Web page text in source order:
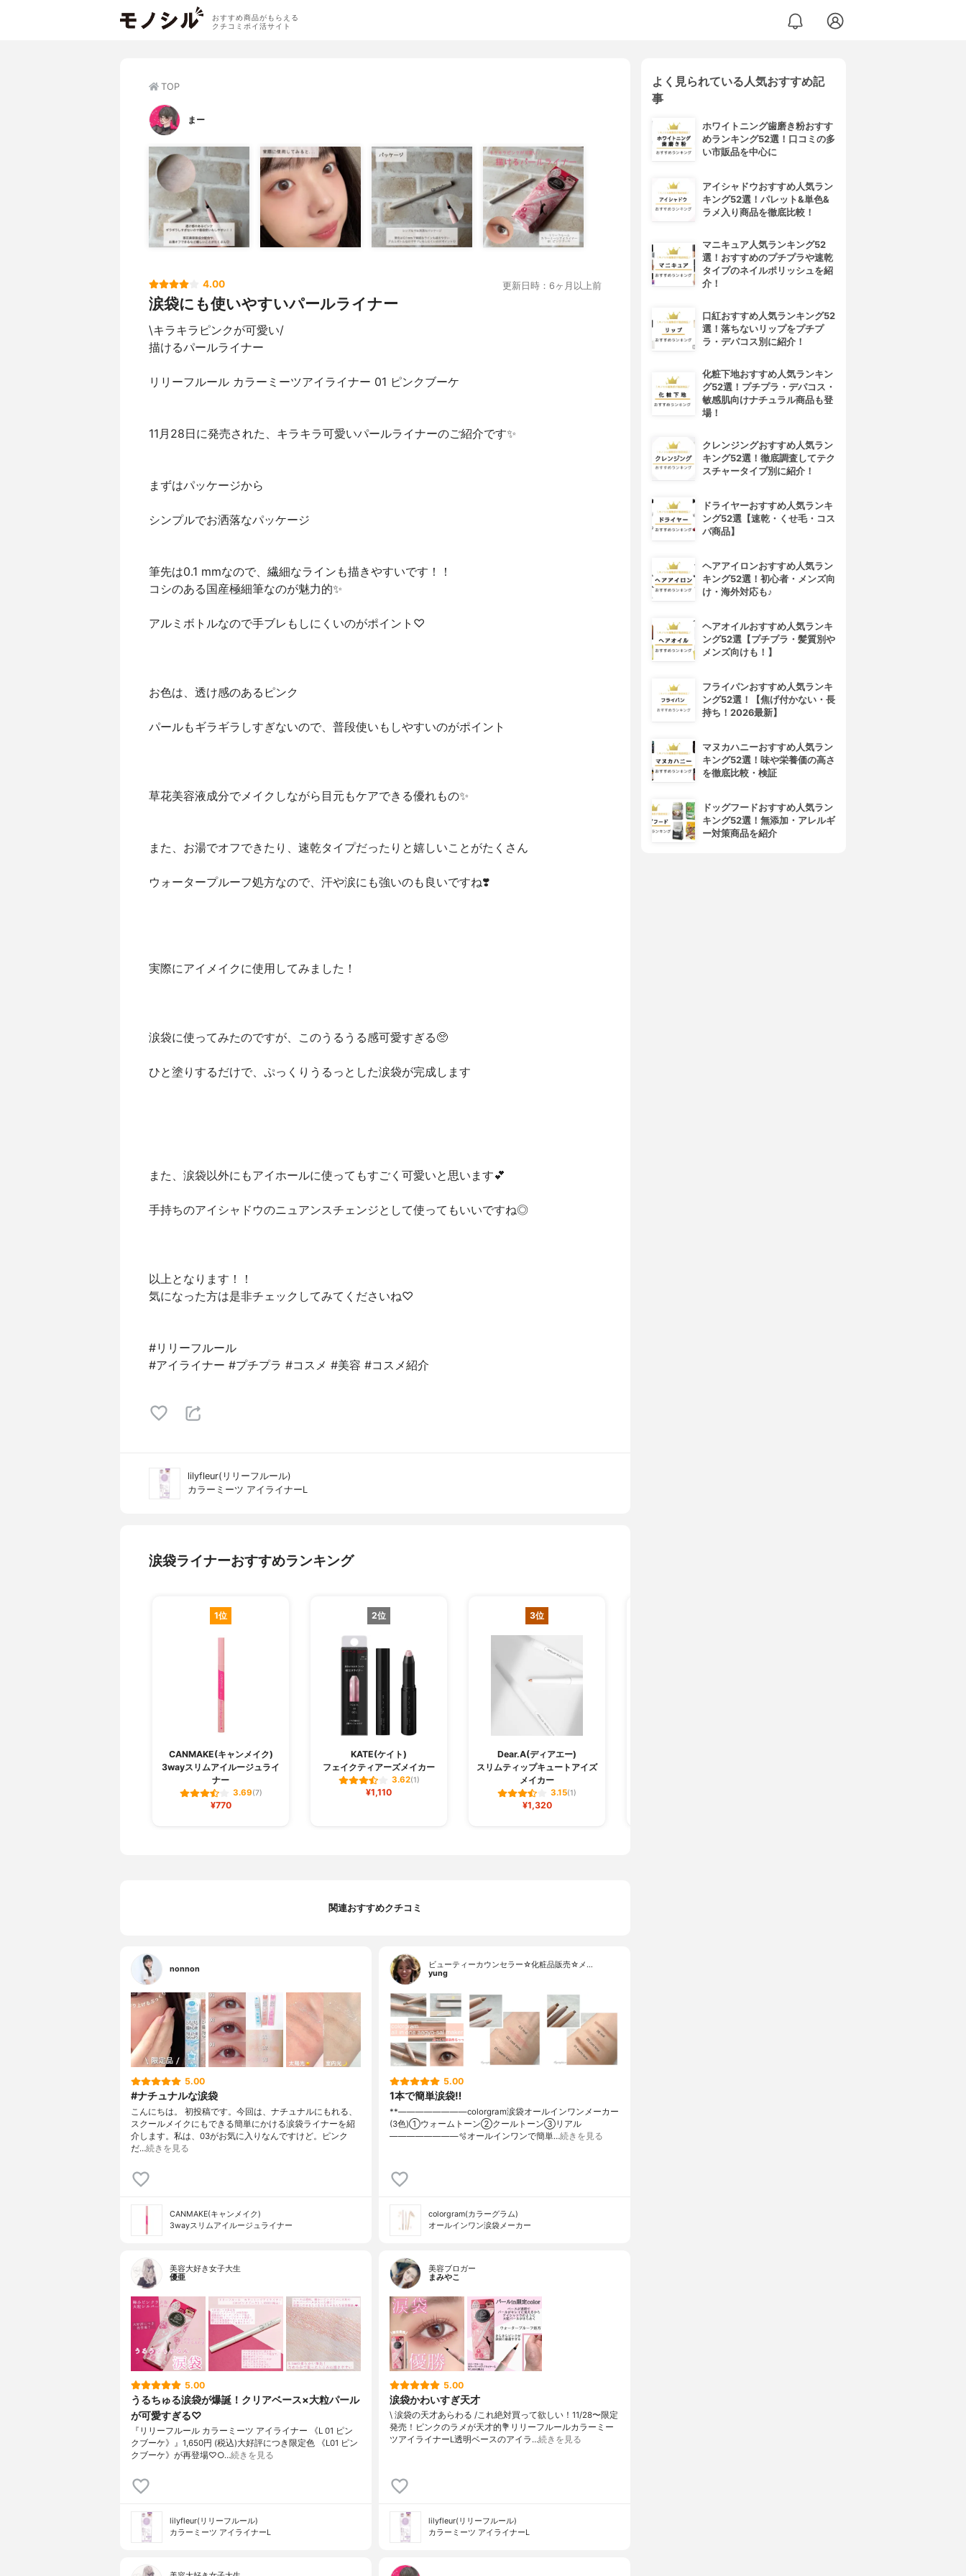
おすすめ商品がもらえる
クチコミポイ活サイト
TOP
まー
4.00 更新日時：6ヶ月以上前
涙袋にも使いやすいパールライナー
\キラキラピンクが可愛い/
描けるパールライナー
リリーフルール カラーミーツアイライナー 01 ピンクブーケ
11月28日に発売された、キラキラ可愛いパールライナーのご紹介です✨
まずはパッケージから
シンプルでお洒落なパッケージ
筆先は0.1 mmなので、繊細なラインも描きやすいです！！
コシのある国産極細筆なのが魅力的✨
アルミボトルなので手ブレもしにくいのがポイント♡
お色は、透け感のあるピンク
パールもギラギラしすぎないので、普段使いもしやすいのがポイント
草花美容液成分でメイクしながら目元もケアできる優れもの✨
また、お湯でオフできたり、速乾タイプだったりと嬉しいことがたくさん
ウォータープルーフ処方なので、汗や涙にも強いのも良いですね❣️
実際にアイメイクに使用してみました！
涙袋に使ってみたのですが、このうるうる感可愛すぎる🥺
ひと塗りするだけで、ぷっくりうるっとした涙袋が完成します
また、涙袋以外にもアイホールに使ってもすごく可愛いと思います💕
手持ちのアイシャドウのニュアンスチェンジとして使ってもいいですね◎
以上となります！！
気になった方は是非チェックしてみてくださいね♡
#リリーフルール
#アイライナー #プチプラ #コスメ #美容 #コスメ紹介
lilyfleur(リリーフルール)
カラーミーツ アイライナーL
涙袋ライナーおすすめランキング
1位
CANMAKE(キャンメイク)
3wayスリムアイルージュライ
ナー
3.69(7)
¥770
2位
KATE(ケイト)
フェイクティアーズメイカー
3.62(1)
¥1,110
3位
Dear.A(ディアエー)
スリムティップキュートアイズ
メイカー
3.15(1)
¥1,320
関連おすすめクチコミ
nonnon
5.00
#ナチュナルな涙袋
こんにちは。 初投稿です。今回は、ナチュナルにもれる、
スクールメイクにもできる簡単にかける涙袋ライナーを紹
介します。私は、03がお気に入りなんですけど。ピンク
だ…続きを見る
CANMAKE(キャンメイク)
3wayスリムアイルージュライナー
ビューティーカウンセラー☆化粧品販売☆メ…
yung
5.00
1本で簡単涙袋‼️
**————————⁡colorgram⁡涙袋オールインワンメーカー
(3色)①ウォームトーン②クールトーン③リアル⁡
————————⁡⁡⁡🫧オールインワンで簡単…続きを見る
colorgram(カラーグラム)
オールインワン涙袋メーカー
美容大好き女子大生
優亜
5.00
うるちゅる涙袋が爆誕！クリアベース×大粒パール
が可愛すぎる♡
『リリーフルール カラーミーツ アイライナー 《L 01 ピン
クブーケ》』1,650円 (税込)大好評につき限定色 《L01 ピン
クブーケ》が再登場♡○…続きを見る
lilyfleur(リリーフルール)
カラーミーツ アイライナーL
美容ブロガー
まみやこ
5.00
涙袋かわいすぎ天才
\ 涙袋の天才あらわる /⁡これ絶対買って欲しい！11/28〜限定
発売！⁡ピンクのラメが天才的⁡⁡💐リリーフルールカラーミー
ツアイライナーL⁡透明ベースのアイラ…続きを見る
lilyfleur(リリーフルール)
カラーミーツ アイライナーL
よく見られている人気おすすめ記
事
ホワイトニング歯磨き粉おすす
めランキング52選！口コミの多
い市販品を中心に
アイシャドウおすすめ人気ラン
キング52選！パレット&単色&
ラメ入り商品を徹底比較！
マニキュア人気ランキング52
選！おすすめのプチプラや速乾
タイプのネイルポリッシュを紹
介！
口紅おすすめ人気ランキング52
選！落ちないリップをプチプ
ラ・デパコス別に紹介！
化粧下地おすすめ人気ランキン
グ52選！プチプラ・デパコス・
敏感肌向けナチュラル商品も登
場！
クレンジングおすすめ人気ラン
キング52選！徹底調査してテク
スチャータイプ別に紹介！
ドライヤーおすすめ人気ランキ
ング52選【速乾・くせ毛・コス
パ商品】
ヘアアイロンおすすめ人気ラン
キング52選！初心者・メンズ向
け・海外対応も♪
ヘアオイルおすすめ人気ランキ
ング52選【プチプラ・髪質別や
メンズ向けも！】
フライパンおすすめ人気ランキ
ング52選！【焦げ付かない・長
持ち！2026最新】
マヌカハニーおすすめ人気ラン
キング52選！味や栄養価の高さ
を徹底比較・検証
ドッグフードおすすめ人気ラン
キング52選！無添加・アレルギ
ー対策商品を紹介